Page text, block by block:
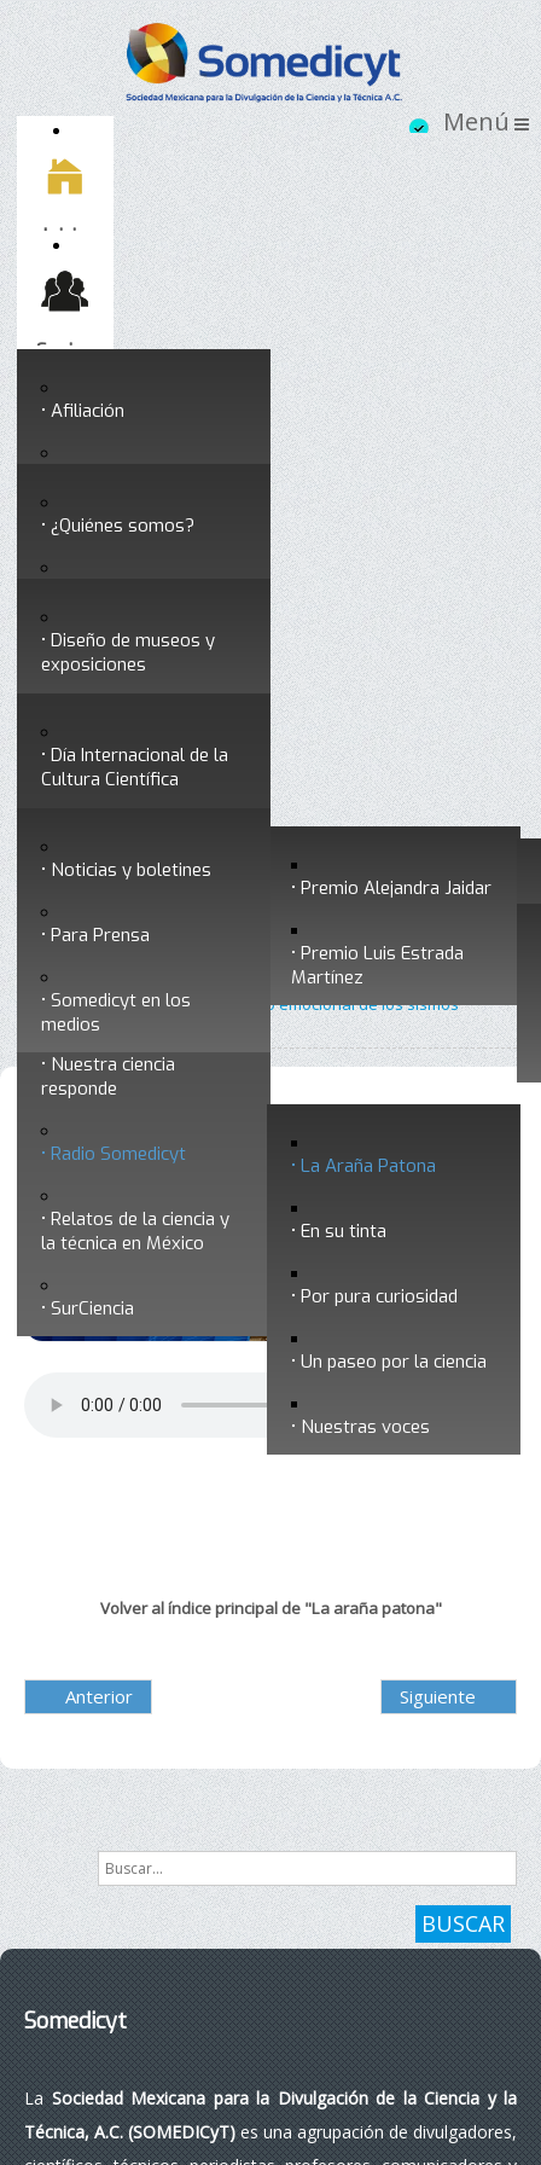
Inicio
Socios
Afiliación
Testimonios
Socios vigentes
Somedicyt
¿Quiénes somos?
Consejo Directivo
profesionales
Premios a divulgadores Premio Alejandra Jaidar
Premio Luis Estrada
Martínez
Servicios
Diseño de museos y
exposiciones
formar divulgadores
Día Internacional de la
Cultura Científica
Ciencia y Tecnología
Nuestra ciencia
responde
Radio Somedicyt La Araña Patona
En su tinta
Por pura curiosidad
Un paseo por la ciencia
Nuestras voces
Relatos de la ciencia y
la técnica en México
SurCiencia
Noticias y boletines
Para Prensa
Somedicyt en los
medios
Contacto
Radio Somedicyt •
La Araña Patona
La araña patona 209 - Impacto emocional de los sismos
La araña patona 209 - Impacto
emocional de los sismos
Volver al índice principal de "La araña patona"
Anterior Siguiente
Buscar...
BUSCAR
Somedicyt
LaSociedad Mexicana para la Divulgación de la Ciencia y la
Técnica, A.C. (SOMEDICyT)es una agrupación de divulgadores,